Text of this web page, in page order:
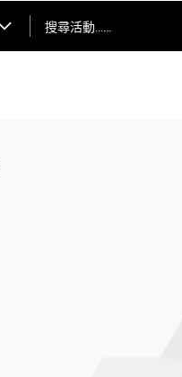
搜尋活動……